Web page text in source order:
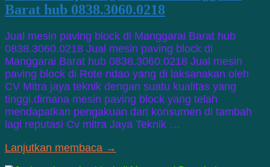
Barat hub 0838.3060.0218
Jual mesin paving block di Manggarai Barat hub
0838.3060.0218 Jual mesin paving block di
Manggarai Barat hub 0838.3060.0218 Jual mesin
paving block di Rote ndao yang di laksanakan oleh
CV Mitra jaya teknik dengan suatu kualitas yang
tinggi.dimana mesin paving block yang telah
mendapatkan pengakuan dari konsumen di tambah
lagi reputasi Cv mitra Jaya Teknik …
Lanjutkan membaca →